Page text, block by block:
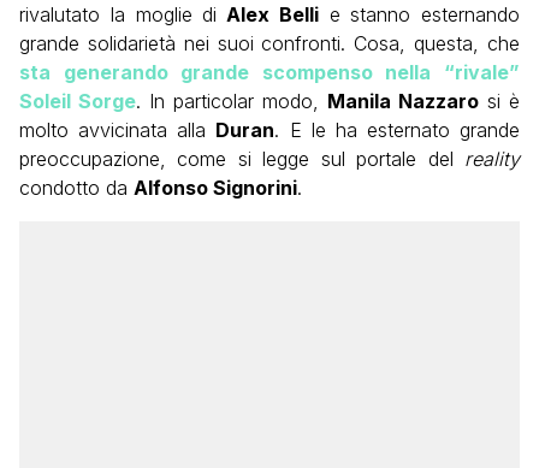
rivalutato la moglie di Alex Bellie stanno esternando
grande solidarietà nei suoi confronti. Cosa, questa, che
sta generando grande scompenso nella “rivale”
Soleil Sorge. In particolar modo, Manila Nazzaro si è
molto avvicinata alla Duran. E le ha esternato grande
preoccupazione, come si legge sul portale del reality
condotto da Alfonso Signorini.